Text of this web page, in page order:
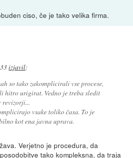
ciso, če je tako velika firma.
izjavil:
so tako zakomplicirali vse procese,
hitro urigirat. Vedno je treba sledit
revizorji...
vsake toliko časa. To je
kot ena javna uprava.
Verjetno je procedura, da
tako kompleksna, da traja